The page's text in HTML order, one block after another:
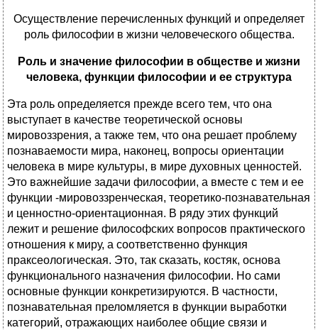
Осуществление перечисленных функций и определяет
роль философии в жизни человеческого общества.
Роль и значение философии в обществе и жизни
человека, функции философии и ее структура
Эта роль определяется прежде всего тем, что она
выступает в качестве теоретической основы
мировоззрения, а также тем, что она решает проблему
познаваемости мира, наконец, вопросы ориентации
человека в мире культуры, в мире духовных ценностей.
Это важнейшие задачи философии, а вместе с тем и ее
функции -мировоззренческая, теоретико-познавательная
и ценностно-ориентационная. В ряду этих функций
лежит и решение философских вопросов практического
отношения к миру, а соответственно функция
праксеологическая. Это, так сказать, костяк, основа
функционального назначения философии. Но сами
основные функции конкретизируются. В частности,
познавательная преломляется в функции выработки
категорий, отражающих наиболее общие связи и